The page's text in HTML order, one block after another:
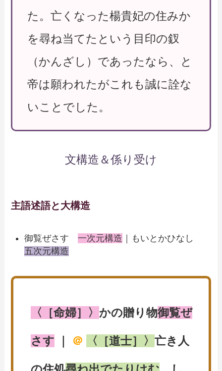
た。亡くなった楊貴妃の住みか
を尋ね当てたという目印の釵
（かんざし）であったなら、と
帝は願われたがこれも誠に詮な
いことでした。
文構造＆係り受け
主語述語と大構造
御覧ぜさす一次元構造 ｜もいとかひなし
五次元構造
〈［命婦］〉 かの贈り物御覧ぜ
さす ＠ 〈［道士］〉 亡き人